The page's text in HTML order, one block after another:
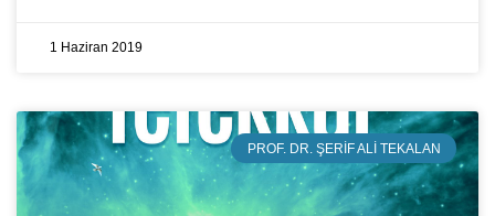
1 Haziran 2019
PROF. DR. ŞERIF ALI TEKALAN